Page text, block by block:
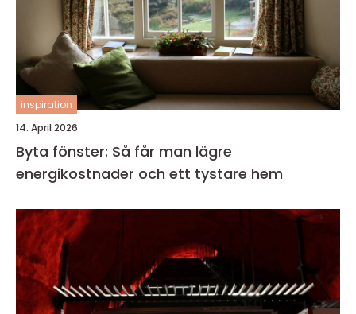
inspiration
14. April 2026
Byta fönster: Så får man lägre
energikostnader och ett tystare hem